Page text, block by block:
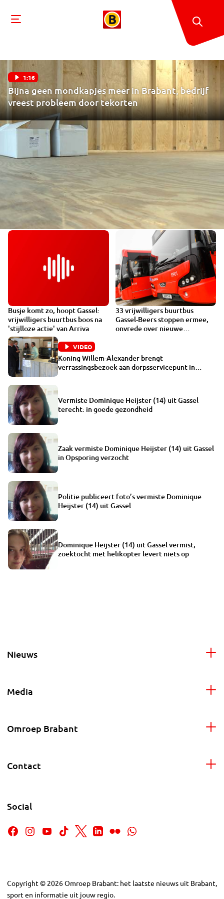
1:16
Bijna geen mondkapjes meer in Brabant, bedrijf
vreest probleem door tekorten
Busje komt zo, hoopt Gassel:
vrijwilligers buurtbus boos na
'stijlloze actie' van Arriva
VIDEO
33 vrijwilligers buurtbus
Gassel-Beers stoppen ermee,
onvrede over nieuwe
VIDEO
Koning Willem-Alexander brengt
verrassingsbezoek aan dorpsservicepunt in
Vermiste Dominique Heijster (14) uit Gassel
terecht: in goede gezondheid
Zaak vermiste Dominique Heijster (14) uit Gassel
in Opsporing verzocht
Politie publiceert foto’s vermiste Dominique
Heijster (14) uit Gassel
Dominique Heijster (14) uit Gassel vermist,
zoektocht met helikopter levert niets op
Nieuws
Media
Omroep Brabant
Contact
Social
Copyright © 2026Omroep Brabant: het laatste nieuws uit Brabant,
sport en informatie uit jouw regio.